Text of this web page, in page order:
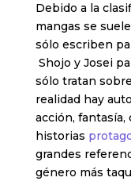
Debido a la
mangas se
sólo escriben
Shojo y Josei
sólo tratan
realidad hay
acción,
historias
grandes
género más